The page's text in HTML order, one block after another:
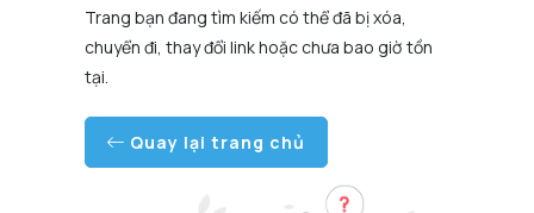
Trang bạn đang tìm kiếm có thể đã bị xóa,
chuyển đi, thay đổi link hoặc chưa bao giờ tồn
tại.
Quay lại trang chủ